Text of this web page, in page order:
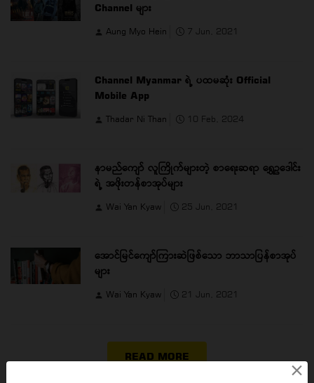
×
Channel များ
Aung Myo Hein 7 Jun, 2021
Channel Myanmar ရဲ့ ပထမဆုံး Official
Mobile App
Thadar Ni Than 10 Feb, 2024
နာမည်ကျော် လူကြိုက်များတဲ့ စာရေးဆရာ ရွှေဥဒေါင်း
ရဲ့ အဖိုးတန်စာအုပ်များ
Wai Yan Kyaw 25 Jun, 2021
အောင်မြင်ကျော်ကြားဆဲဖြစ်သော ဘာသာပြန်စာအုပ်
များ
Wai Yan Kyaw 21 Jun, 2021
READ MORE